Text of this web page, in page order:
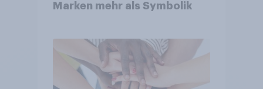
Marken mehr als Symbolik